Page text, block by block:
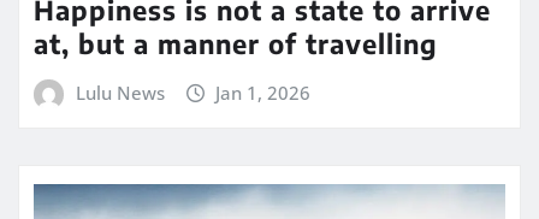
Happiness is not a state to arrive
at, but a manner of travelling
Lulu News Jan 1, 2026